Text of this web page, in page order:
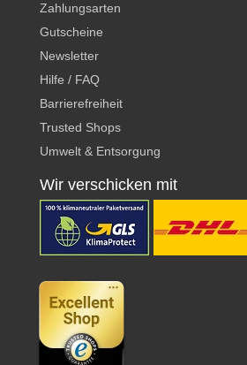
Zahlungsarten
Gutscheine
Newsletter
Hilfe / FAQ
Barrierefreiheit
Trusted Shops
Umwelt & Entsorgung
Wir verschicken mit